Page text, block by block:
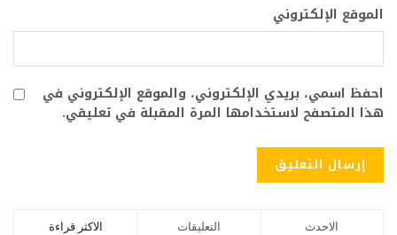
الموقع الإلكتروني
احفظ اسمي، بريدي الإلكتروني، والموقع الإلكتروني في
هذا المتصفح لاستخدامها المرة المقبلة في تعليقي.
الاكثر قراءة التعليقات الاحدث